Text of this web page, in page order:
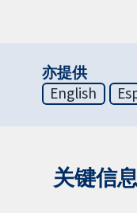
亦提供
English
关键信